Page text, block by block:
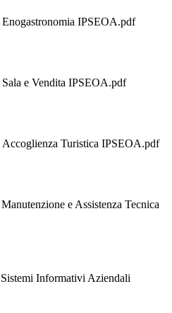
IPSEOA.pdf
e Vendita IPSEOA.pdf
Turistica IPSEOA.pdf
e Assistenza Tecnica
Informativi Aziendali